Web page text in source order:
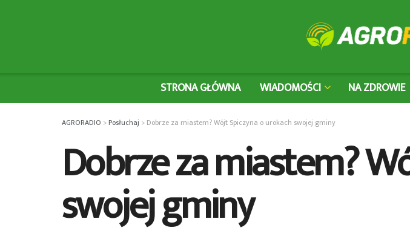
STRONA GŁÓWNA WIADOMOŚCI NA ZDROWIE
AGRORADIO >Posłuchaj > Dobrze za miastem? Wójt Spiczyna o urokach swojej gminy
Dobrze za miastem?
swojej gminy